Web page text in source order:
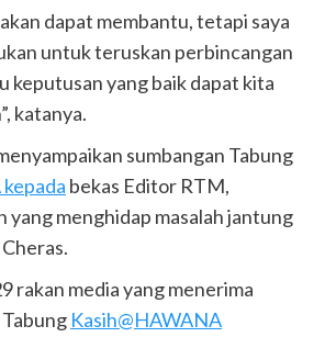
dapat membantu, tetapi saya
untuk teruskan perbincangan
keputusan yang baik dapat kita
katanya.
sumbangan Tabung
bekas Editor RTM,
yang menghidap masalah jantung
rakan media yang menerima
Kasih@HAWANA